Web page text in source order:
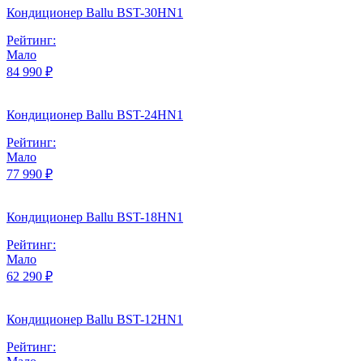
Кондиционер Ballu BST-30HN1
Рейтинг:
Мало
84 990 ₽
Кондиционер Ballu BST-24HN1
Рейтинг:
Мало
77 990 ₽
Кондиционер Ballu BST-18HN1
Рейтинг:
Мало
62 290 ₽
Кондиционер Ballu BST-12HN1
Рейтинг: